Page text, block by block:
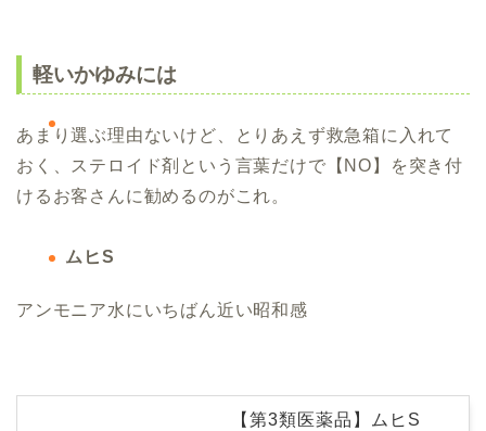
軽いかゆみには
あまり選ぶ理由ないけど、とりあえず救急箱に入れて
おく、ステロイド剤という言葉だけで【NO】を突き付
けるお客さんに勧めるのがこれ。
ムヒS
アンモニア水にいちばん近い昭和感
【第3類医薬品】ムヒS